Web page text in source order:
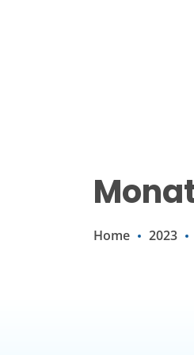
Home 2023